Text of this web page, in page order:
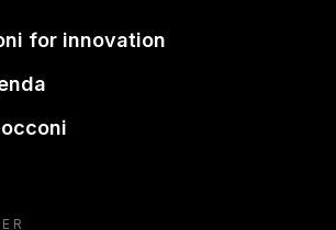
for innovation